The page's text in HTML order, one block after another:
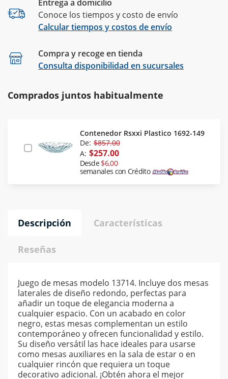
Entrega a domicilio
Conoce los tiempos y costo de envío
Calcular tiempos y costos de envío
Compra y recoge en tienda
Consulta disponibilidad en sucursales
Comprados juntos habitualmente
Contenedor Rsxxi Plastico 1692-149
De: $857.00
A: $257.00
Desde$6.00
semanales con Crédito
Descripción Características
Reseñas
Juego de mesas modelo 13714. Incluye dos mesas
laterales de diseño redondo, perfectas para
añadir un toque de elegancia moderna a
cualquier espacio. Con un acabado en color
negro, estas mesas complementan un estilo
contemporáneo y ofrecen funcionalidad y estilo.
Su diseño versátil las hace ideales para usarse
como mesas auxiliares en la sala de estar o en
cualquier rincón que requiera un toque
decorativo adicional. ¡Obtén ahora el mejor